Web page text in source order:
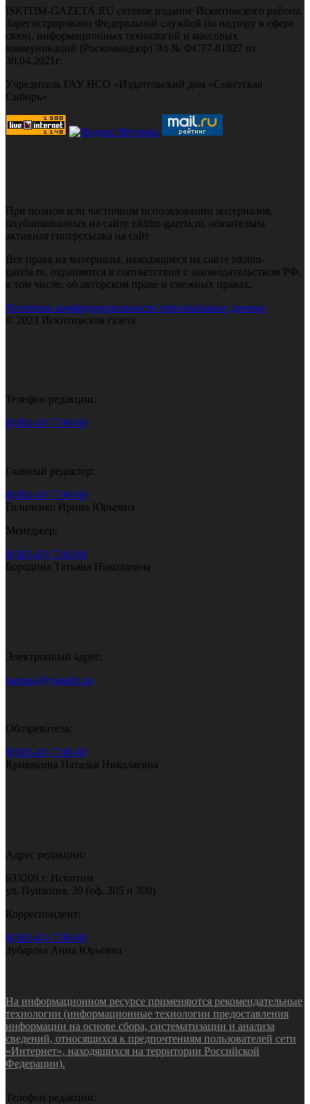
ISKITIM-GAZETA.RU сетевое издание Искитимского района.
Зарегистрировано Федеральной службой по надзору в сфере
связи, информационных технологий и массовых
коммуникаций (Роскомнадзор) Эл № ФС77-81027 от
30.04.2021г.
Учредитель ГАУ НСО «Издательский дом «Советская
Сибирь»
При полном или частичном использовании материалов,
опубликованных на сайте iskitim-gazeta.ru, обязательна
активная гиперссылка на сайт
Все права на материалы, находящиеся на сайте iskitim-
gazeta.ru, охраняются в соответствии с законодательством РФ,
в том числе, об авторском праве и смежных правах.
Политика конфиденциальности персональных данных
© 2023 Искитимская газета
Телефон редакции:
8(383-43) 7-90-60
Главный редактор:
8(383-43) 7-90-60
Голиченко Ирина Юрьевна
Менеджер:
8(383-43) 7-90-60
Бородина Татьяна Николаевна
Электронный адрес:
gazeta.i@yandex.ru
Обозреватель:
8(383-43) 7-90-60
Кривякина Наталья Николаевна
Адрес редакции:
633209 г. Искитим
ул. Пушкина, 39 (оф. 305 и 308)
Корреспондент:
8(383-43) 7-90-60
Зубарева Анна Юрьевна
На информационном ресурсе применяются рекомендательные
технологии (информационные технологии предоставления
информации на основе сбора, систематизации и анализа
сведений, относящихся к предпочтениям пользователей сети
«Интернет», находящихся на территории Российской
Федерации).
Телефон редакции: